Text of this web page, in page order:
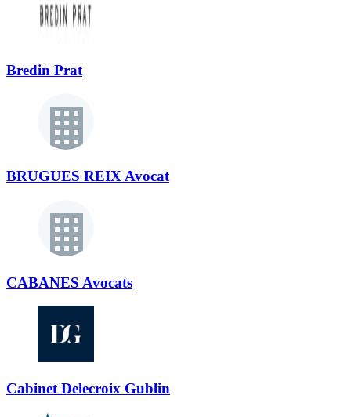
Bredin Prat
BRUGUES REIX Avocat
CABANES Avocats
Cabinet Delecroix Gublin